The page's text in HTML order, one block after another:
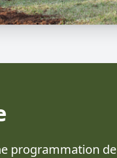
programmation de